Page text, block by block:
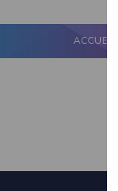
ACCUEIL